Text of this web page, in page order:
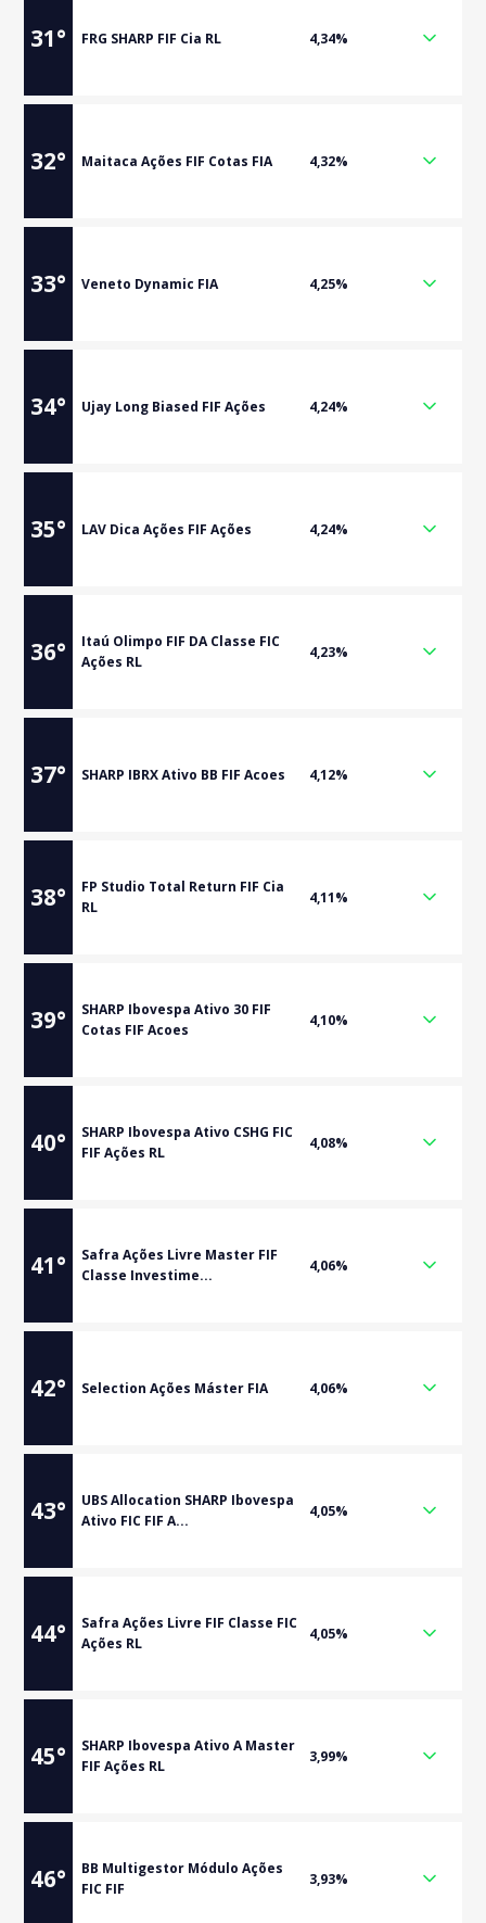
31° FRG SHARP FIF Cia RL 4,34%
32° Maitaca Ações FIF Cotas FIA 4,32%
33° Veneto Dynamic FIA 4,25%
34° Ujay Long Biased FIF Ações 4,24%
35° LAV Dica Ações FIF Ações 4,24%
36°
Itaú Olimpo FIF DA Classe FIC
Ações RL
4,23%
37° SHARP IBRX Ativo BB FIF Acoes 4,12%
38°
FP Studio Total Return FIF Cia
RL
4,11%
39°
SHARP Ibovespa Ativo 30 FIF
Cotas FIF Acoes
4,10%
40°
SHARP Ibovespa Ativo CSHG FIC
FIF Ações RL
4,08%
41°
Safra Ações Livre Master FIF
Classe Investime...
4,06%
42° Selection Ações Máster FIA 4,06%
43°
UBS Allocation SHARP Ibovespa
Ativo FIC FIF A...
4,05%
44°
Safra Ações Livre FIF Classe FIC
Ações RL
4,05%
45°
SHARP Ibovespa Ativo A Master
FIF Ações RL
3,99%
46°
BB Multigestor Módulo Ações
FIC FIF
3,93%